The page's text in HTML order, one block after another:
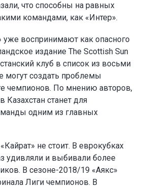
что способны на равных
командами, как «Интер».
уже воспринимают как опасного
издание The Scottish Sun
клуб в список из восьми
могут создать проблемы
чемпионов. По мнению авторов,
Казахстан станет для
одним из главных
не стоит. В еврокубках
удивляли и выбивали более
В сезоне-2018/19 «Аякс»
Лиги чемпионов. В